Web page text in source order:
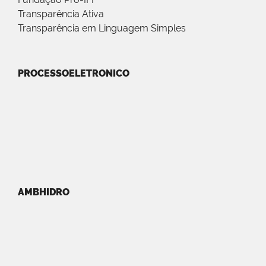
Transparência Ativa
Transparência em Linguagem Simples
PROCESSOELETRONICO
AMBHIDRO